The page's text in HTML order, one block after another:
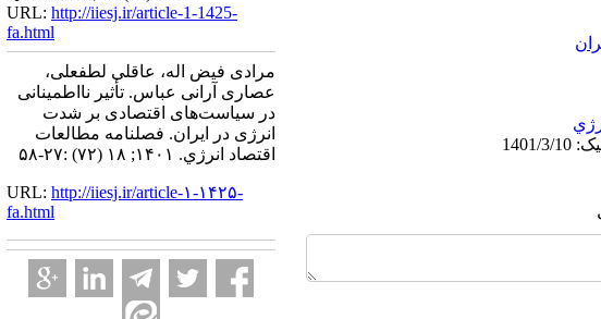
URL: http://iiesj.ir/article-1-1425-
fa.html
مرادی فیض اله، عاقلی لطفعلی،
عصاری آرانی عباس. تأثیر نااطمینانی
در سیاست‌های اقتصادی بر شدت
انرژی در ایران. فصلنامه مطالعات
اقتصاد انرژي. ۱۴۰۱; ۱۸ (۷۲) :۲۷-۵۸
URL: http://iiesj.ir/article-۱-۱۴۲۵-
fa.html